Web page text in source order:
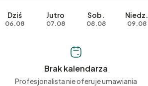
Dziś
06.08
Jutro
07.08
Sob.
08.08
Niedz.
09.08
Brak kalendarza
Profesjonalista nie oferuje umawiania